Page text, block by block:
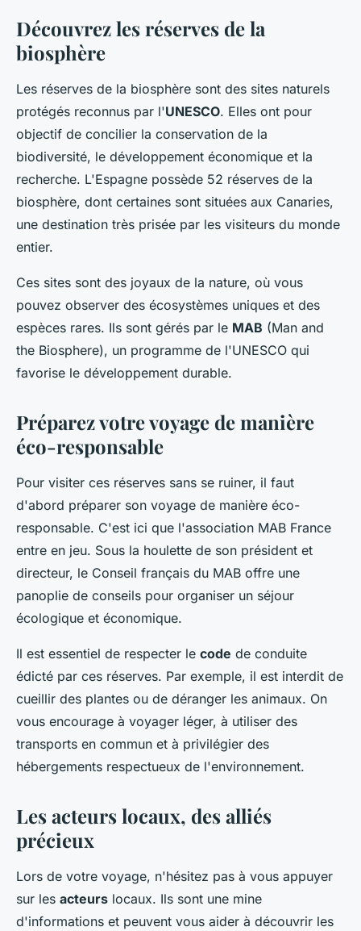
Découvrez les réserves de la
biosphère
Les réserves de la biosphère sont des sites naturels
protégés reconnus par l'UNESCO. Elles ont pour
objectif de concilier la conservation de la
biodiversité, le développement économique et la
recherche. L'Espagne possède 52 réserves de la
biosphère, dont certaines sont situées aux Canaries,
une destination très prisée par les visiteurs du monde
entier.
Ces sites sont des joyaux de la nature, où vous
pouvez observer des écosystèmes uniques et des
espèces rares. Ils sont gérés par le MAB (Man and
the Biosphere), un programme de l'UNESCO qui
favorise le développement durable.
Préparez votre voyage de manière
éco-responsable
Pour visiter ces réserves sans se ruiner, il faut
d'abord préparer son voyage de manière éco-
responsable. C'est ici que l'association MAB France
entre en jeu. Sous la houlette de son président et
directeur, le Conseil français du MAB offre une
panoplie de conseils pour organiser un séjour
écologique et économique.
Il est essentiel de respecter le code de conduite
édicté par ces réserves. Par exemple, il est interdit de
cueillir des plantes ou de déranger les animaux. On
vous encourage à voyager léger, à utiliser des
transports en commun et à privilégier des
hébergements respectueux de l'environnement.
Les acteurs locaux, des alliés
précieux
Lors de votre voyage, n'hésitez pas à vous appuyer
sur les acteurs locaux. Ils sont une mine
d'informations et peuvent vous aider à découvrir les